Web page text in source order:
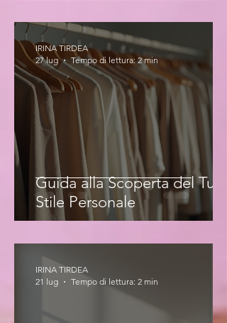
Guida alla Scoperta del Tuo
Stile Personale
IRINA TIRDEA
27 lug
Tempo di lettura: 2 min
IRINA TIRDEA
21 lug
Tempo di lettura: 2 min